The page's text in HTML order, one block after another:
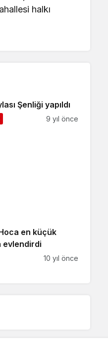
halkı
Şenliği yapıldı
9 yıl önce
en küçük
evlendirdi
10 yıl önce